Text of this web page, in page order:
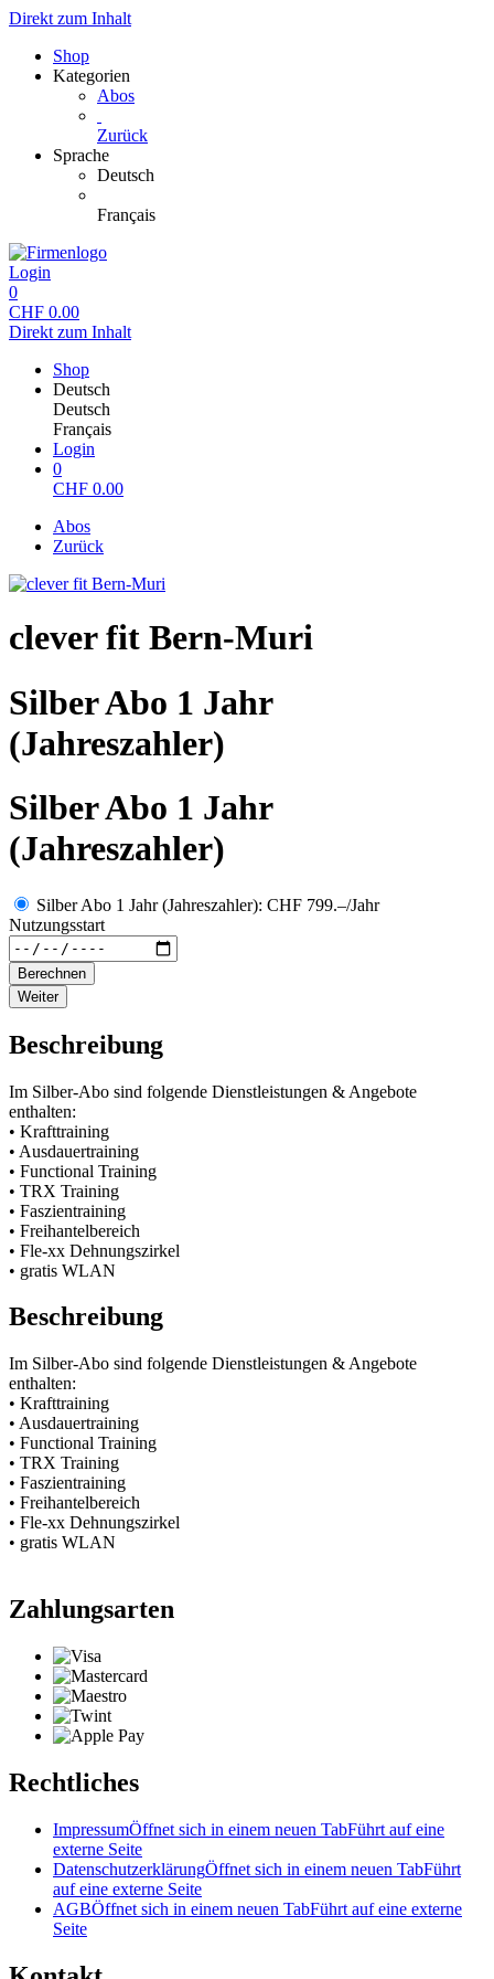
Direkt zum Inhalt
Shop
Kategorien
Abos
Zurück
Sprache
Deutsch
Français
Login
0
CHF 0.00
Direkt zum Inhalt
Shop
Deutsch
Deutsch
Français
Login
0
CHF 0.00
Abos
Zurück
clever fit Bern-Muri
Silber Abo 1 Jahr
(Jahreszahler)
Silber Abo 1 Jahr
(Jahreszahler)
Silber Abo 1 Jahr (Jahreszahler): CHF 799.–/Jahr
Nutzungsstart
Berechnen
Weiter
Beschreibung
Im Silber-Abo sind folgende Dienstleistungen & Angebote
enthalten:
• Krafttraining
• Ausdauertraining
• Functional Training
• TRX Training
• Faszientraining
• Freihantelbereich
• Fle-xx Dehnungszirkel
• gratis WLAN
Beschreibung
Im Silber-Abo sind folgende Dienstleistungen & Angebote
enthalten:
• Krafttraining
• Ausdauertraining
• Functional Training
• TRX Training
• Faszientraining
• Freihantelbereich
• Fle-xx Dehnungszirkel
• gratis WLAN
Zahlungsarten
Rechtliches
ImpressumÖffnet sich in einem neuen TabFührt auf eine
externe Seite
DatenschutzerklärungÖffnet sich in einem neuen TabFührt
auf eine externe Seite
AGBÖffnet sich in einem neuen TabFührt auf eine externe
Seite